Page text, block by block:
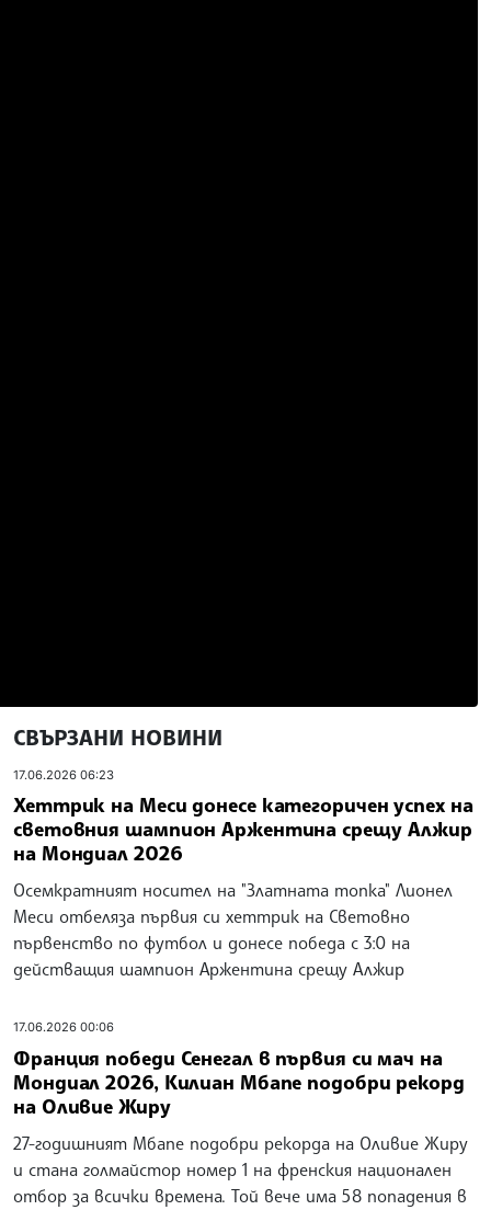
СВЪРЗАНИ НОВИНИ
17.06.2026 06:23
Хеттрик на Меси донесе категоричен успех на
световния шампион Аржентина срещу Алжир
на Мондиал 2026
Меси отбеляза първия си хеттрик на Световно
първенство по футбол и донесе победа с 3:0 на
действащия шампион Аржентина срещу Алжир
17.06.2026 00:06
Франция победи Сенегал в първия си мач на
Мондиал 2026, Килиан Мбапе подобри рекорд